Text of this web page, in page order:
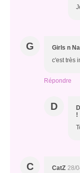
G Girls n
c'est très
Répondre
D
!
C CatZ 28/